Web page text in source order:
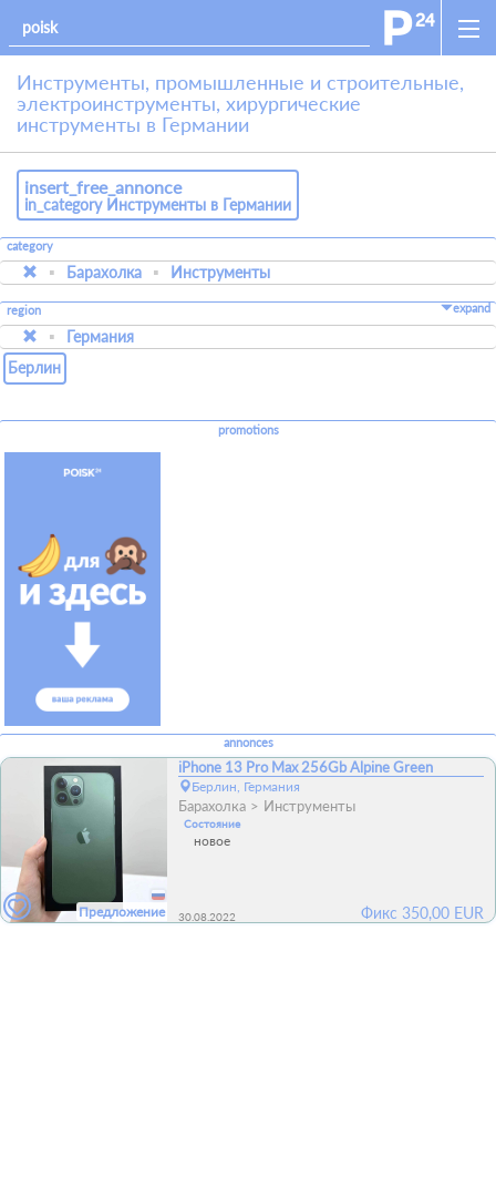
Инструменты, промышленные и строительные,
электроинструменты, хирургические
инструменты в Германии
insert_free_annonce
in_category Инструменты в Германии
category
Барахолка Инструменты
region expand
Германия
Берлин
promotions
annonces
Предложение
iPhone 13 Pro Max 256Gb Alpine Green
Берлин, Германия
Барахолка Инструменты
Состояние
новое
30.08.2022 Фикс 350,00 EUR